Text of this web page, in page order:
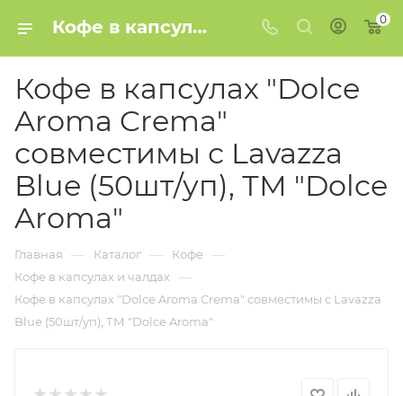
Кофе в капсулах "Dolce Aroma Crema" совместимы с Lavazza Blue (50шт/уп), ТМ "Dolce Aroma" купить в Минске 0
Кофе в капсулах "Dolce
Aroma Crema"
совместимы с Lavazza
Blue (50шт/уп), ТМ "Dolce
Aroma"
Главная — Каталог — Кофе —
Кофе в капсулах и чалдах —
Кофе в капсулах "Dolce Aroma Crema" совместимы с Lavazza
Blue (50шт/уп), ТМ "Dolce Aroma"